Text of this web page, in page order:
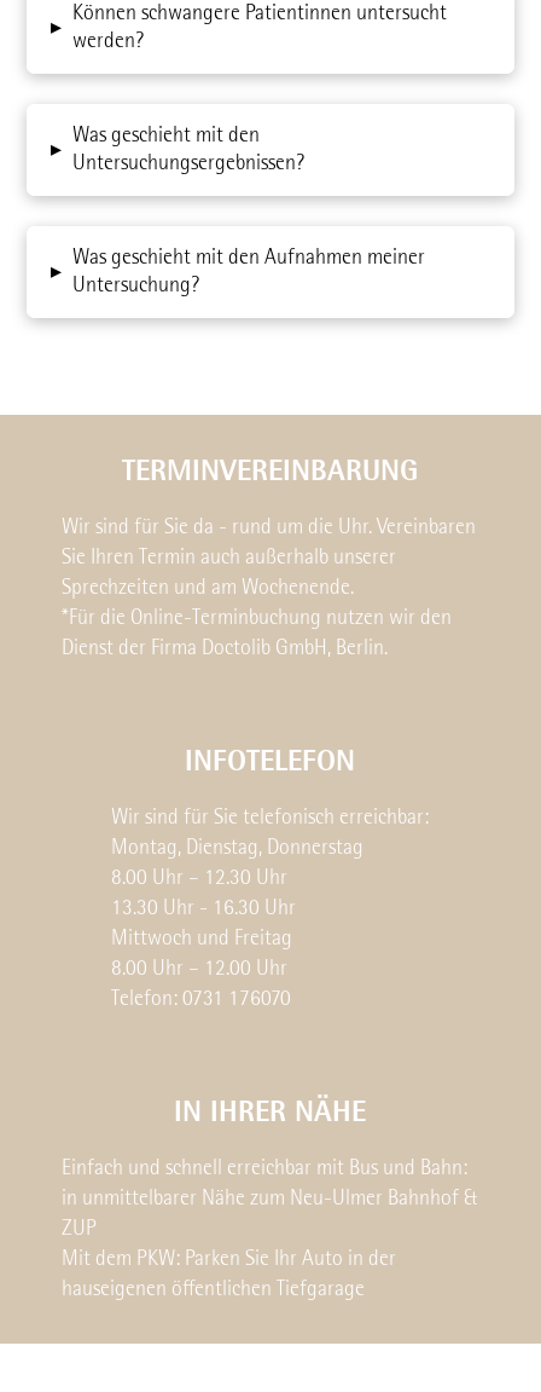
▸
Können schwangere Patientinnen untersucht
werden?
▸
Was geschieht mit den
Untersuchungsergebnissen?
▸
Was geschieht mit den Aufnahmen meiner
Untersuchung?
TERMINVEREINBARUNG
Wir sind für Sie da - rund um die Uhr. Vereinbaren
Sie Ihren Termin auch außerhalb unserer
Sprechzeiten und am Wochenende.
*Für die Online-Terminbuchung nutzen wir den
Dienst der Firma Doctolib GmbH, Berlin.
INFOTELEFON
Wir sind für Sie telefonisch erreichbar:
Montag, Dienstag, Donnerstag
8.00 Uhr – 12.30 Uhr
13.30 Uhr - 16.30 Uhr
Mittwoch und Freitag
8.00 Uhr – 12.00 Uhr
Telefon: 0731 176070
IN IHRER NÄHE
Einfach und schnell erreichbar mit Bus und Bahn:
in unmittelbarer Nähe zum Neu-Ulmer Bahnhof &
ZUP
Mit dem PKW: Parken Sie Ihr Auto in der
hauseigenen öffentlichen Tiefgarage